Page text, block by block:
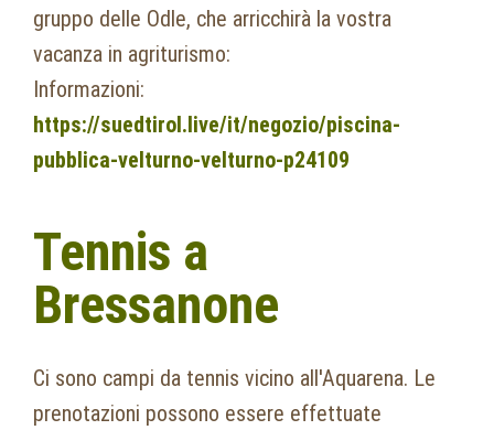
gruppo delle Odle, che arricchirà la vostra
vacanza in agriturismo:
Informazioni:
https://suedtirol.live/it/negozio/piscina-
pubblica-velturno-velturno-p24109
Tennis a
Bressanone
Ci sono campi da tennis vicino all'Aquarena. Le
prenotazioni possono essere effettuate